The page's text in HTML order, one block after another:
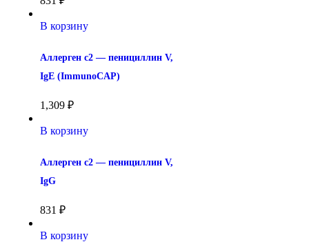
В корзину
Аллерген c2 — пенициллин V,
IgE (ImmunoCAP)
1,309 ₽
В корзину
Аллерген c2 — пенициллин V,
IgG
831 ₽
В корзину